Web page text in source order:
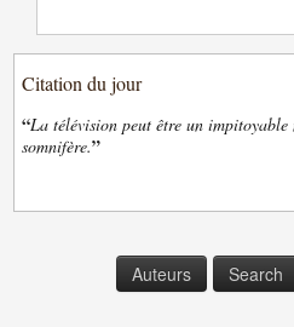
Citation du jour
“La télévision peut être un
somnifère.”
Auteurs Search